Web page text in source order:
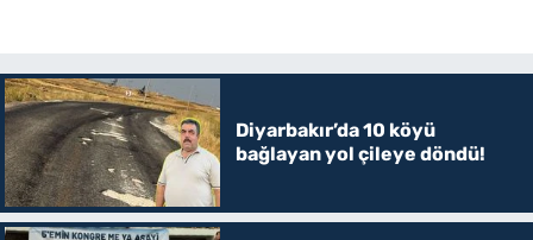
Diyarbakır’da 10 köyü
bağlayan yol çileye döndü!